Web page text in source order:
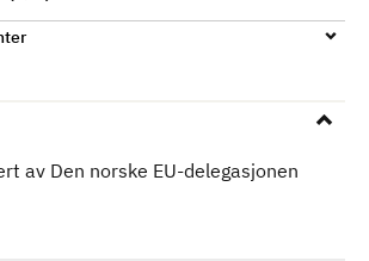
av Den norske EU-delegasjonen